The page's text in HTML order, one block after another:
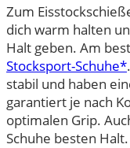
Zum
dich warm halten
Halt geben. Am
Stocksport-Schuhe*
stabil und haben
garantiert je nach
optimalen Grip.
Schuhe besten Halt.